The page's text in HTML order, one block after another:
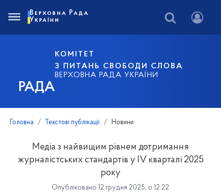
РАДА
КОМІТЕТ
З ПИТАНЬ СВОБОДИ СЛОВА
ВЕРХОВНА РАДА УКРАЇНИ
Верховна Рада
України
Головна Текстові публікації Новини
Медіа з найвищим рівнем дотримання
журналістських стандартів у IV кварталі 2025
року
Опубліковано 12 грудня 2025, о 12:22